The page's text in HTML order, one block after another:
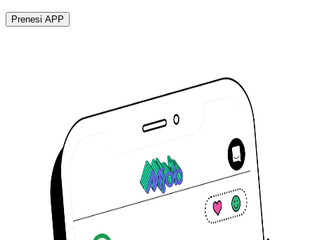
Prenesi APP